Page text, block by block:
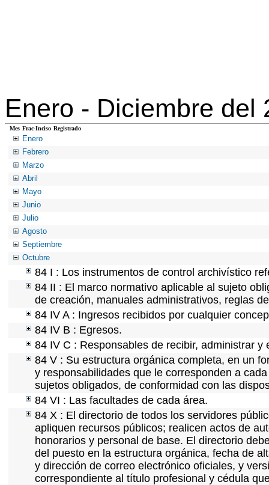
Enero - Diciembre del
Mes Frac-Inciso Registrado
Enero
Febrero
Marzo
Abril
Mayo
Junio
Julio
Agosto
Septiembre
Octubre
84 I : Los instrumentos de control archivístico
84 II : El marco normativo aplicable al sujeto
de creación, manuales administrativos, reglas
84 IV A : Ingresos recibidos por cualquier
84 IV B : Egresos.
84 IV C : Responsables de recibir, administrar y
84 V : Su estructura orgánica completa, en un
y responsabilidades que le corresponden a
sujetos obligados, de conformidad con las
84 VI : Las facultades de cada área.
84 X : El directorio de todos los servidores
apliquen recursos públicos; realicen actos de
honorarios y personal de base. El directorio
del puesto en la estructura orgánica, fecha de
y dirección de correo electrónico oficiales, y
correspondiente al título profesional y cédula